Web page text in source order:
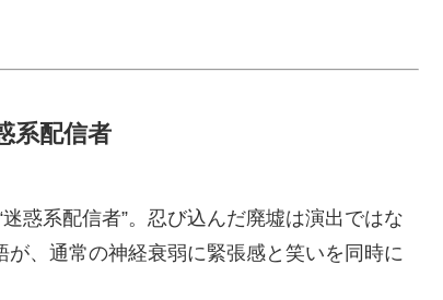
系配信者
惑系配信者”。忍び込んだ廃墟は演出ではな
が、通常の神経衰弱に緊張感と笑いを同時に